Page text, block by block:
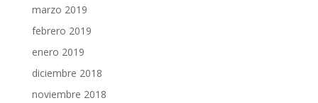
marzo 2019
febrero 2019
enero 2019
diciembre 2018
noviembre 2018